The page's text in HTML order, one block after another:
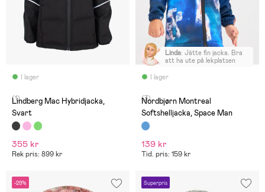
I lager
(1)
Lindberg Mac Hybridjacka,
Svart
355 kr
Rek pris: 899 kr
I lager
Linda: Jätte fin jacka. Bra
att ha ute på lekplatsen
(3)
Nordbjørn Montreal
Softshelljacka, Space Man
139 kr
Tid. pris: 159 kr
-29% Superpris